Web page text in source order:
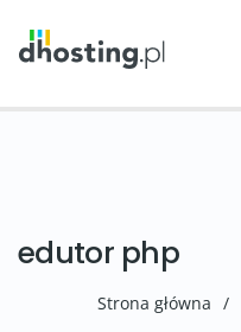
edutor php
Strona główna /